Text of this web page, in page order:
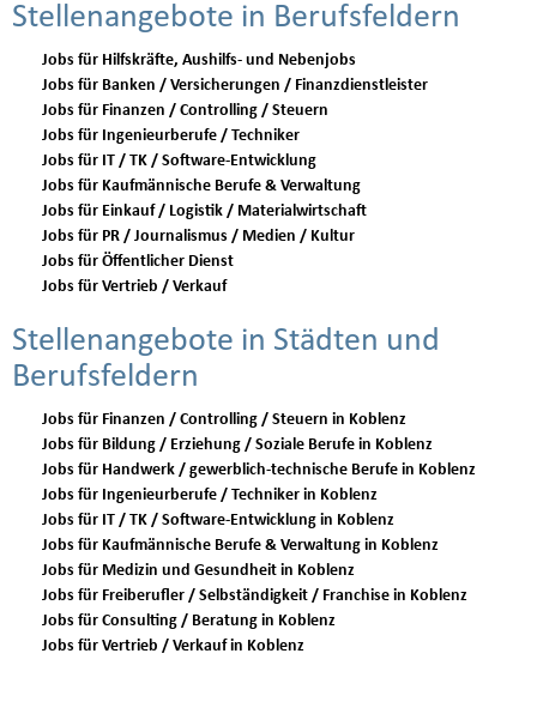
Stellenangebote in Berufsfeldern
Jobs für Hilfskräfte, Aushilfs- und Nebenjobs
Jobs für Banken / Versicherungen / Finanzdienstleister
Jobs für Finanzen / Controlling / Steuern
Jobs für Ingenieurberufe / Techniker
Jobs für IT / TK / Software-Entwicklung
Jobs für Kaufmännische Berufe & Verwaltung
Jobs für Einkauf / Logistik / Materialwirtschaft
Jobs für PR / Journalismus / Medien / Kultur
Jobs für Öffentlicher Dienst
Jobs für Vertrieb / Verkauf
Stellenangebote in Städten und
Berufsfeldern
Jobs für Finanzen / Controlling / Steuern in Koblenz
Jobs für Bildung / Erziehung / Soziale Berufe in Koblenz
Jobs für Handwerk / gewerblich-technische Berufe in Koblenz
Jobs für Ingenieurberufe / Techniker in Koblenz
Jobs für IT / TK / Software-Entwicklung in Koblenz
Jobs für Kaufmännische Berufe & Verwaltung in Koblenz
Jobs für Medizin und Gesundheit in Koblenz
Jobs für Freiberufler / Selbständigkeit / Franchise in Koblenz
Jobs für Consulting / Beratung in Koblenz
Jobs für Vertrieb / Verkauf in Koblenz